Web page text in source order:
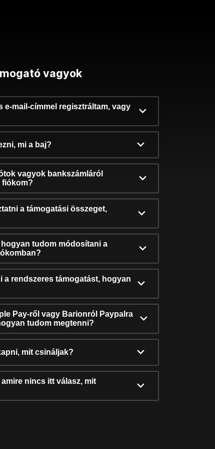
vagyok
e-mail-címmel regisztráltam, vagy
mi a baj?
vagyok bankszámláról
fiókom?
a támogatási összeget,
tudom módosítani a
a rendszeres támogatást, hogyan
Pay-ről vagy Barionról Paypalra
tudom megtenni?
mit csináljak?
nincs itt válasz, mit